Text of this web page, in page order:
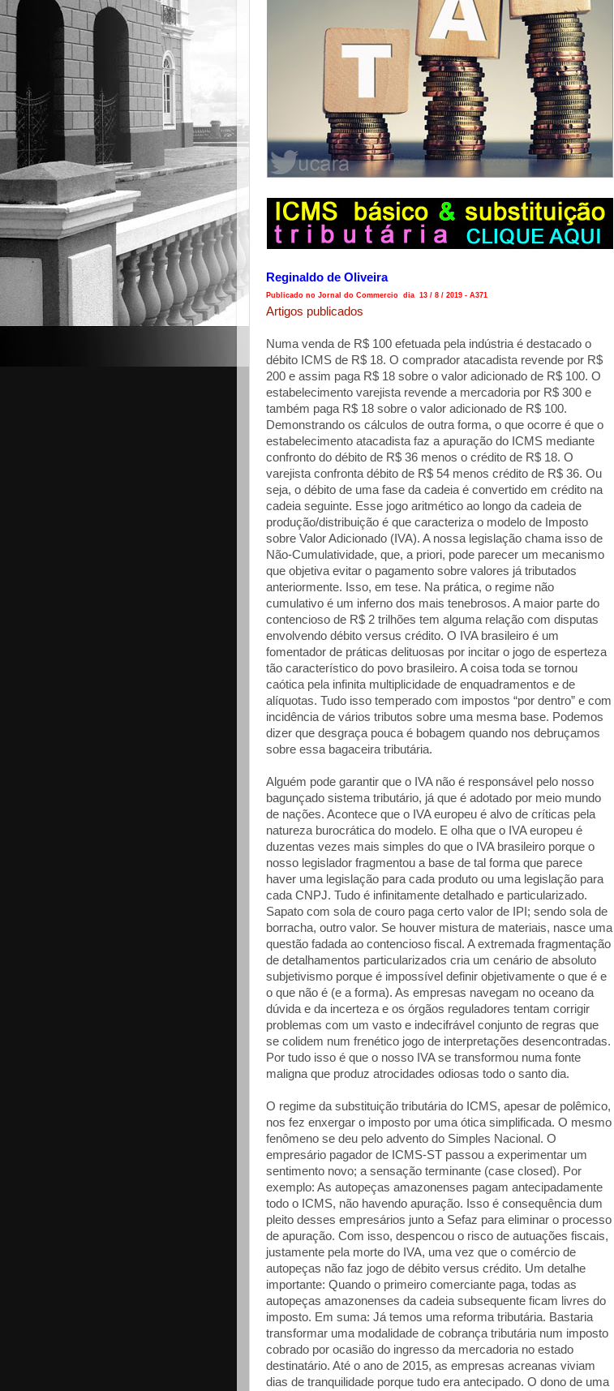
Reginaldo de Oliveira
Publicado no Jornal do Commercio dia 13 / 8 / 2019 - A371
Artigos publicados
Numa venda de R$ 100 efetuada pela indústria é destacado o
débito ICMS de R$ 18. O comprador atacadista revende por R$
200 e assim paga R$ 18 sobre o valor adicionado de R$ 100. O
estabelecimento varejista revende a mercadoria por R$ 300 e
também paga R$ 18 sobre o valor adicionado de R$ 100.
Demonstrando os cálculos de outra forma, o que ocorre é que o
estabelecimento atacadista faz a apuração do ICMS mediante
confronto do débito de R$ 36 menos o crédito de R$ 18. O
varejista confronta débito de R$ 54 menos crédito de R$ 36. Ou
seja, o débito de uma fase da cadeia é convertido em crédito na
cadeia seguinte. Esse jogo aritmético ao longo da cadeia de
produção/distribuição é que caracteriza o modelo de Imposto
sobre Valor Adicionado (IVA). A nossa legislação chama isso de
Não-Cumulatividade, que, a priori, pode parecer um mecanismo
que objetiva evitar o pagamento sobre valores já tributados
anteriormente. Isso, em tese. Na prática, o regime não
cumulativo é um inferno dos mais tenebrosos. A maior parte do
contencioso de R$ 2 trilhões tem alguma relação com disputas
envolvendo débito versus crédito. O IVA brasileiro é um
fomentador de práticas delituosas por incitar o jogo de esperteza
tão característico do povo brasileiro. A coisa toda se tornou
caótica pela infinita multiplicidade de enquadramentos e de
alíquotas. Tudo isso temperado com impostos “por dentro” e com
incidência de vários tributos sobre uma mesma base. Podemos
dizer que desgraça pouca é bobagem quando nos debruçamos
sobre essa bagaceira tributária.
Alguém pode garantir que o IVA não é responsável pelo nosso
bagunçado sistema tributário, já que é adotado por meio mundo
de nações. Acontece que o IVA europeu é alvo de críticas pela
natureza burocrática do modelo. E olha que o IVA europeu é
duzentas vezes mais simples do que o IVA brasileiro porque o
nosso legislador fragmentou a base de tal forma que parece
haver uma legislação para cada produto ou uma legislação para
cada CNPJ. Tudo é infinitamente detalhado e particularizado.
Sapato com sola de couro paga certo valor de IPI; sendo sola de
borracha, outro valor. Se houver mistura de materiais, nasce uma
questão fadada ao contencioso fiscal. A extremada fragmentação
de detalhamentos particularizados cria um cenário de absoluto
subjetivismo porque é impossível definir objetivamente o que é e
o que não é (e a forma). As empresas navegam no oceano da
dúvida e da incerteza e os órgãos reguladores tentam corrigir
problemas com um vasto e indecifrável conjunto de regras que
se colidem num frenético jogo de interpretações desencontradas.
Por tudo isso é que o nosso IVA se transformou numa fonte
maligna que produz atrocidades odiosas todo o santo dia.
O regime da substituição tributária do ICMS, apesar de polêmico,
nos fez enxergar o imposto por uma ótica simplificada. O mesmo
fenômeno se deu pelo advento do Simples Nacional. O
empresário pagador de ICMS-ST passou a experimentar um
sentimento novo; a sensação terminante (case closed). Por
exemplo: As autopeças amazonenses pagam antecipadamente
todo o ICMS, não havendo apuração. Isso é consequência dum
pleito desses empresários junto a Sefaz para eliminar o processo
de apuração. Com isso, despencou o risco de autuações fiscais,
justamente pela morte do IVA, uma vez que o comércio de
autopeças não faz jogo de débito versus crédito. Um detalhe
importante: Quando o primeiro comerciante paga, todas as
autopeças amazonenses da cadeia subsequente ficam livres do
imposto. Em suma: Já temos uma reforma tributária. Bastaria
transformar uma modalidade de cobrança tributária num imposto
cobrado por ocasião do ingresso da mercadoria no estado
destinatário. Até o ano de 2015, as empresas acreanas viviam
dias de tranquilidade porque tudo era antecipado. O dono de uma